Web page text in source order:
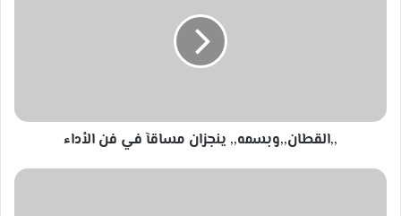
,,القطان,,وبسمه,, ينجزان مساقآ في فن الأداء
اياكي